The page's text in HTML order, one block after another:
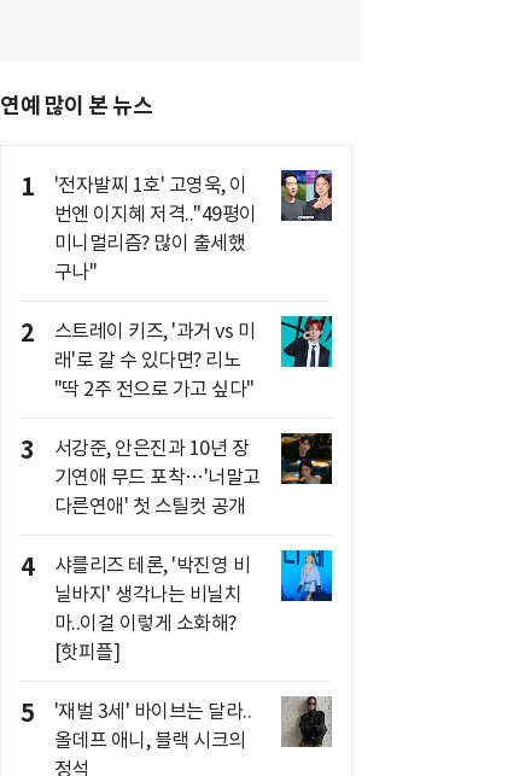
연예 많이 본 뉴스
1
'전자발찌 1호' 고영욱, 이
번엔 이지혜 저격.."49평이
미니멀리즘? 많이 출세했
구나"
2
스트레이 키즈, '과거 vs 미
래'로 갈 수 있다면? 리노
"딱 2주 전으로 가고 싶다"
3
서강준, 안은진과 10년 장
기연애 무드 포착…'너말고
다른연애' 첫 스틸컷 공개
4
샤를리즈 테론, '박진영 비
닐바지' 생각나는 비닐치
마..이걸 이렇게 소화해?
[핫피플]
5
'재벌 3세' 바이브는 달라..
올데프 애니, 블랙 시크의
정석